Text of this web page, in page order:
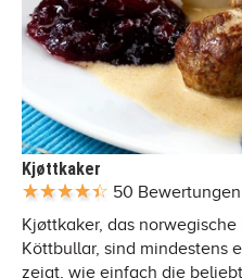
Kjøttkaker
50 Bewertungen
Kjøttkaker, das
Köttbullar, sind mindestens
zeigt, wie einfach die